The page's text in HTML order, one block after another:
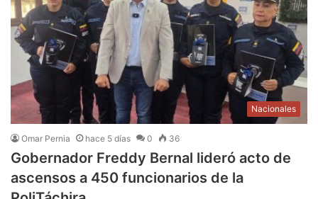
Nacionales
Omar Pernia hace 5 días 0 36
Gobernador Freddy Bernal lideró acto de
ascensos a 450 funcionarios de la